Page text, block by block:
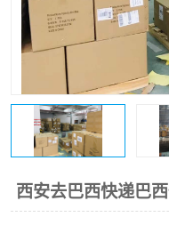
西安去巴西快递巴
DHL国际快递电话
新能源电池出口物流